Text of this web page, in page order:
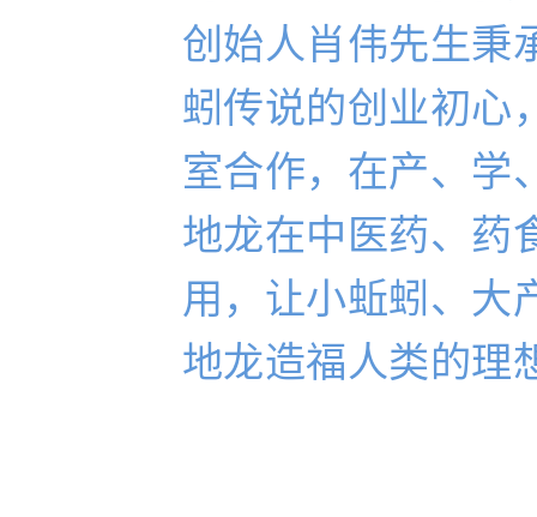
创始人肖伟先生秉
蚓传说的创业初心
室合作，在产、学
地龙在中医药、药
用，让小蚯蚓、大
地龙造福人类的理